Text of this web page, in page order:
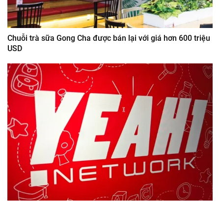
Chuỗi trà sữa Gong Cha được bán lại với giá hơn 600 triệu
USD